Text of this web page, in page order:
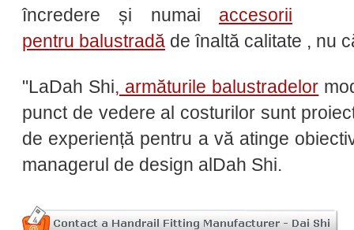
încredere și numai accesorii
pentru balustradă de înaltă calitate , nu
"LaDah Shi, armăturile balustradelor
punct de vedere al costurilor sunt
de experiență pentru a vă atinge
managerul de design alDah Shi.